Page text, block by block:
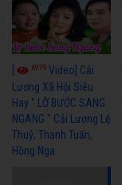
6979 Video] Cải
Lương Xã Hội Siêu
Hay " LỠ BƯỚC SANG
NGANG " Cải Lương Lệ
Thuỷ, Thanh Tuấn,
Hồng Nga